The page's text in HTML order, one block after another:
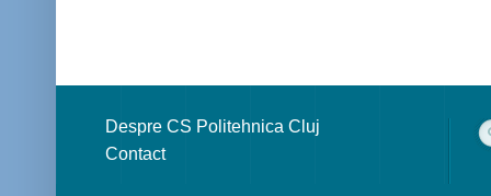
Despre CS Politehnica Cluj
Contact